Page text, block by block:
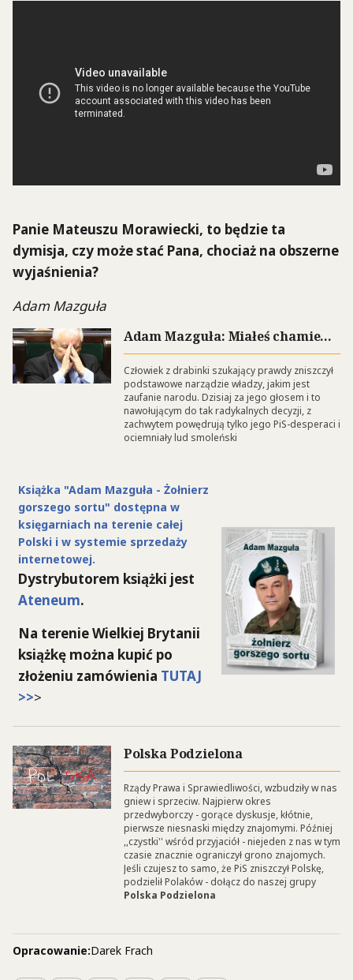
Panie Mateuszu Morawiecki, to będzie ta
dymisja, czy może stać Pana, chociaż na obszerne
wyjaśnienia?
Adam Mazguła
Adam Mazguła: Miałeś chamie…
Człowiek z drabinki szukający prawdy zniszczył
podstawowe narządzie władzy, jakim jest
zaufanie narodu. Dzisiaj za jego głosem i to
nawołującym do tak radykalnych decyzji, z
zachwytem powędrują tylko jego PiS-desperaci i
ociemniały lud smoleński
Książka "Adam Mazguła - Żołnierz
gorszego sortu" dostępna w
księgarniach na terenie całej
Polski i w systemie sprzedaży
internetowej.
Dystrybutorem książki jest
Ateneum.
Na terenie Wielkiej Brytanii
książkę można kupić po
złożeniu zamówienia TUTAJ
>>>
Polska Podzielona
Rządy Prawa i Sprawiedliwości, wzbudziły w nas
gniew i sprzeciw. Najpierw okres
przedwyborczy - gorące dyskusje, kłótnie,
pierwsze niesnaski między znajomymi. Później
,,czystki'' wśród przyjaciół - niejeden z nas w tym
czasie znacznie ograniczył grono znajomych.
Jeśli czujesz to samo, że PiS zniszczył Polskę,
podzielił Polaków - dołącz do naszej grupy
Polska Podzielona
Opracowanie:Darek Frach